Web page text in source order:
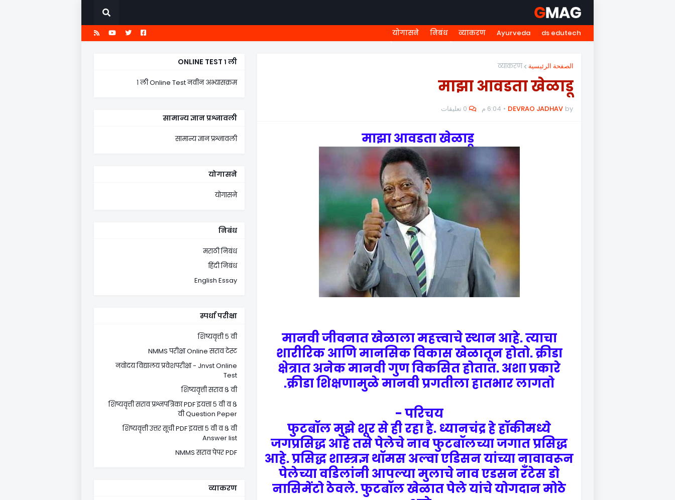
HOME
नवोदय
NMMS
५ वी शिष्यवृत्ती
८ वी शिष्यवृत्ती
सामान्य ज्ञान प्रश्नावली ds edutech
Ayurveda
व्याकरण
निबंध
योगासने
الصفحة الرئيسية व्याकरण
माझा आवडता खेळाडू
by
DEVRAO JADHAV 6:04 م 0 تعليقات
मानवी जीवनात खेळाला महत्त्वाचे स्थान आहे. त्याचा
शारीरिक आणि मानसिक विकास खेळातून होतो. क्रीडा
क्षेत्रात अनेक मानवी गुण विकसित होतात. अशा प्रकारे
क्रीडा शिक्षणामुळे मानवी प्रगतीला हातभार लागतो.
परिचय -
फुटबॉल मुझे शूर से ही रहा है. ध्यानचंद्र हे हॉकीमध्ये
जगप्रसिद्ध आहे तसे पेलेचे नाव फुटबॉलच्या जगात प्रसिद्ध
आहे. प्रसिद्ध शास्त्रज्ञ थॉमस अल्वा एडिसन यांच्या नावावरून
पेलेच्या वडिलांनी आपल्या मुलाचे नाव एडसन रँटेस डो
नासिमेंटो ठेवले. फुटबॉल खेळात पेले यांचे योगदान मोठे
ONLINE TEST १ ली
१ ली Online Test नवीन अभ्यासक्रम
सामान्य ज्ञान प्रश्नावली
सामान्य ज्ञान प्रश्नावली
योगासने
योगासने
निबंध
मराठी निबंध
हिंदी निबंध
English Essay
स्पर्धा परीक्षा
शिष्यवृत्ती ५ वी
NMMS परीक्षा Online सराव टेस्ट
नवोदय विद्यालय प्रवेशपरीक्षा - Jnvst Online
Test
शिष्यवृत्ती सराव ८ वी
शिष्यवृत्ती सराव प्रश्नपत्रिका PDF इयत्ता ५ वी व ८
वी Question Peper
शिष्यवृत्ती उत्तर सूची PDF इयत्ता ५ वी व ८ वी
Answer list
NMMS सराव पेपर PDF
व्याकरण